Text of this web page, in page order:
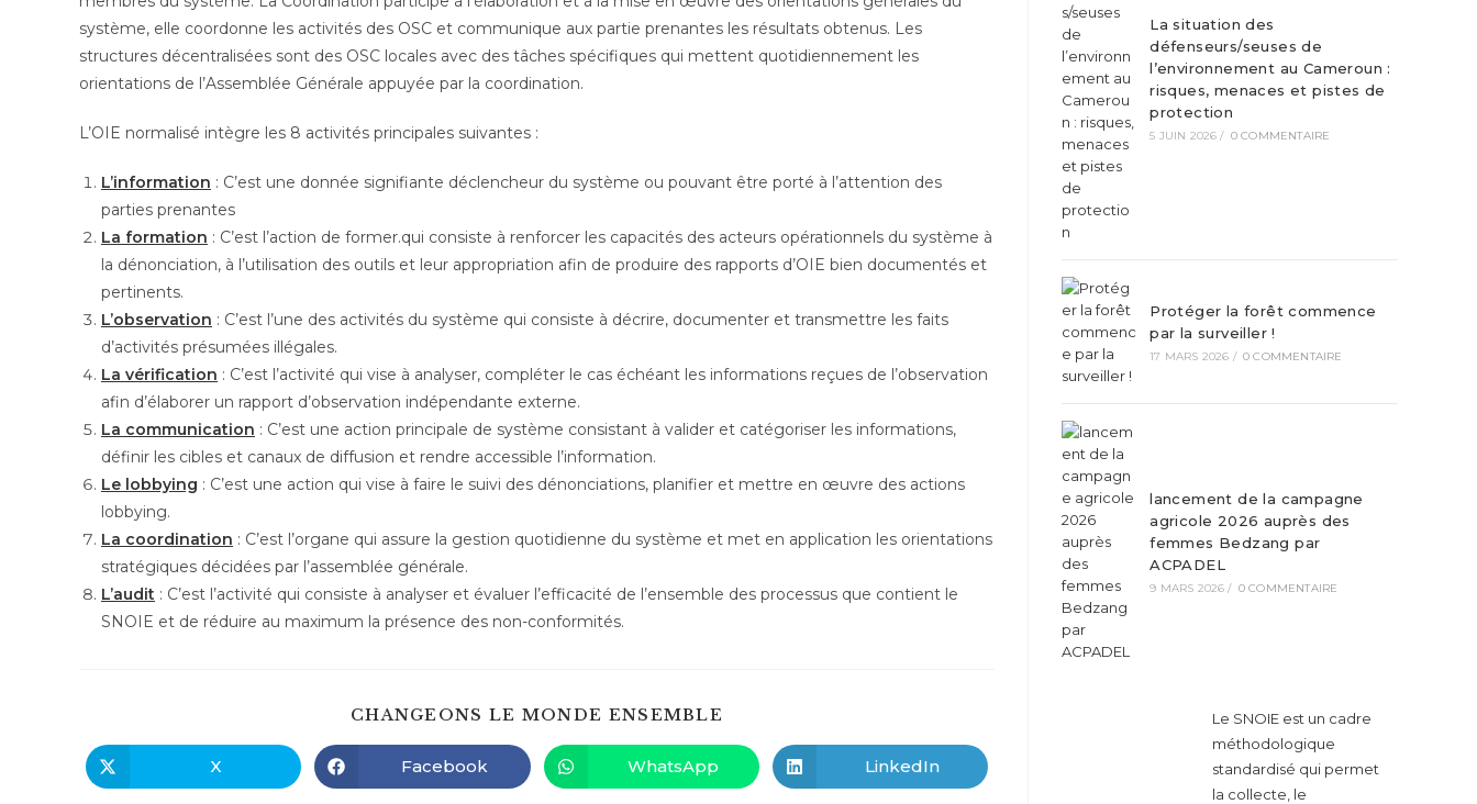
système, elle coordonne les activités des OSC et communique aux partie prenantes les résultats obtenus. Les
structures décentralisées sont des OSC locales avec des tâches spécifiques qui mettent quotidiennement les
orientations de l’Assemblée Générale appuyée par la coordination.
L’OIE normalisé intègre les 8 activités principales suivantes :
L’information : C’est une donnée signifiante déclencheur du système ou pouvant être porté à l’attention des
parties prenantes
La formation : C’est l’action de former.qui consiste à renforcer les capacités des acteurs opérationnels du système à
la dénonciation, à l’utilisation des outils et leur appropriation afin de produire des rapports d’OIE bien documentés et
pertinents.
L’observation : C’est l’une des activités du système qui consiste à décrire, documenter et transmettre les faits
d’activités présumées illégales.
La vérification : C’est l’activité qui vise à analyser, compléter le cas échéant les informations reçues de l’observation
afin d’élaborer un rapport d’observation indépendante externe.
La communication : C’est une action principale de système consistant à valider et catégoriser les informations,
définir les cibles et canaux de diffusion et rendre accessible l’information.
Le lobbying : C’est une action qui vise à faire le suivi des dénonciations, planifier et mettre en œuvre des actions
lobbying.
La coordination : C’est l’organe qui assure la gestion quotidienne du système et met en application les orientations
stratégiques décidées par l’assemblée générale.
L’audit : C’est l’activité qui consiste à analyser et évaluer l’efficacité de l’ensemble des processus que contient le
SNOIE et de réduire au maximum la présence des non-conformités.
CHANGEONS LE MONDE ENSEMBLE
CONTENU
Ouvrir
dans
X Ouvrir
dans
Facebook Ouvrir
dans
WhatsApp Ouvrir
dans
LinkedIn
La situation des
défenseurs/seuses de
l’environnement au Cameroun :
risques, menaces et pistes de
protection
5 JUIN 2026 / 0 COMMENTAIRE
Protéger la forêt commence
par la surveiller !
17 MARS 2026 / 0 COMMENTAIRE
lancement de la campagne
agricole 2026 auprès des
femmes Bedzang par
ACPADEL
9 MARS 2026 / 0 COMMENTAIRE
Le SNOIE est un cadre
méthodologique
standardisé qui permet
la collecte, le